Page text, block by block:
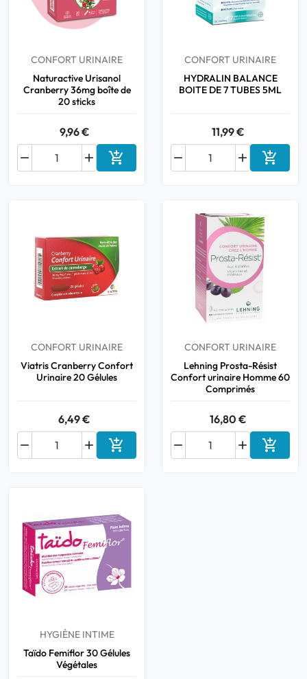
Bucco-dentaire
Anti-Poux
Homéopathie
CONFORT URINAIRE
Naturactive Urisanol
Cranberry 36mg boîte de
20 sticks
9,96 €

 Ajouter au panier
CONFORT URINAIRE
HYDRALIN BALANCE
BOITE DE 7 TUBES 5ML
11,99 €

 
CONFORT URINAIRE
Viatris Cranberry Confort
Urinaire 20 Gélules
6,49 €

 Ajouter au panier
CONFORT URINAIRE
Lehning Prosta-Résist
Confort urinaire Homme 60
Comprimés
16,80 €

 
HYGIÈNE INTIME
Taïdo Femiflor 30 Gélules
Végétales